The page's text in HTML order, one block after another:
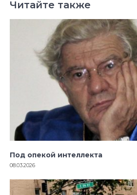
Читайте также
Под опекой интеллекта
08.03.2026